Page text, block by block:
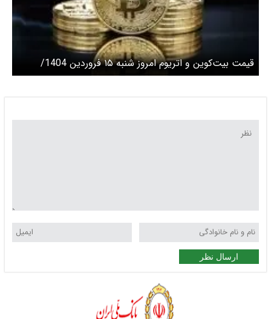
قیمت بیت‌کوین و اتریوم امروز شنبه ۱۵ فروردین 1404/
افزایش قیمت بیت‌کوین
ارسال نظر